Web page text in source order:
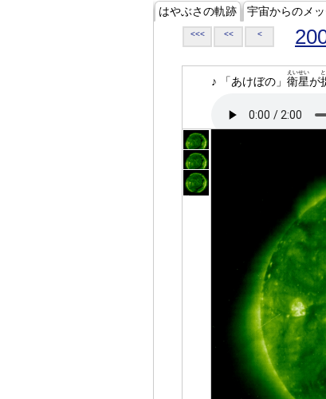
はやぶさの軌跡 宇宙からのメ
<<< << <
♪ 「あけぼの」 衛星
えいせい
が